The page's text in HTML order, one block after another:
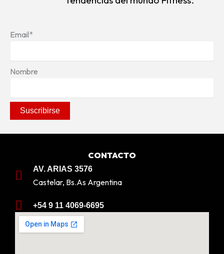
Email*
Nombre
CONTACTO
AV. ARIAS 3576
Castelar, Bs.As Argentina
+54 9 11 4069-6695